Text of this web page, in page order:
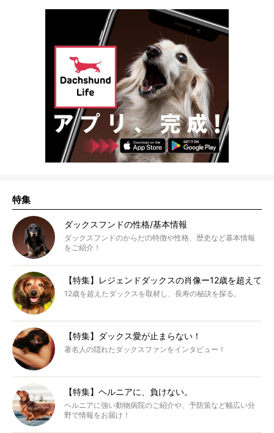
特集
ダックスフンドの性格/基本情報
ダックスフンドのからだの特徴や性格、歴史など基本情報
をご紹介！
【特集】レジェンドダックスの肖像ー12歳を超えて
12歳を超えたダックスを取材し、長寿の秘訣を探る。
【特集】ダックス愛が止まらない！
著名人の隠れたダックスファンをインタビュー！
【特集】ヘルニアに、負けない。
ヘルニアに強い動物病院のご紹介や、予防策など幅広い分
野で情報をお届け！